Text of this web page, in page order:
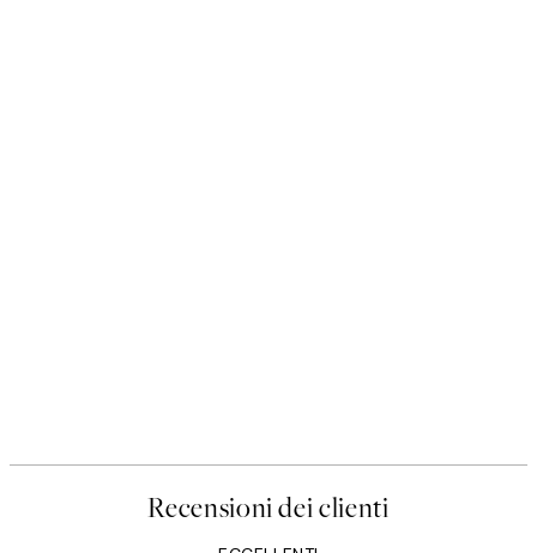
Recensioni dei clienti